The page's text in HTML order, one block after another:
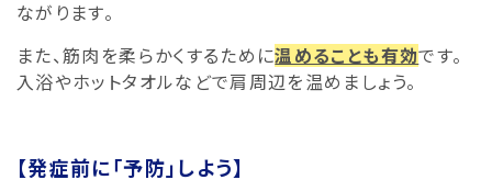
ながります。
また、筋肉を柔らかくするために温めることも有効です。
入浴やホットタオルなどで肩周辺を温めましょう。
【発症前に「予防」しよう】